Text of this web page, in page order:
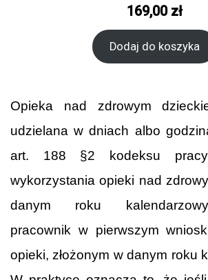
169,00 zł
Dodaj do koszyka
Opieka nad zdrowym
udzielana w dniach albo
art. 188 §2 kodeksu
wykorzystania opieki nad
danym roku
pracownik w pierwszym
opieki, złożonym w danym roku